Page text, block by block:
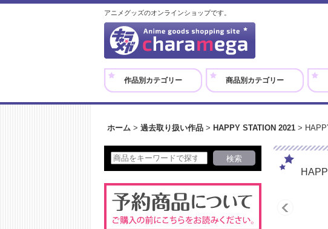
アニメグッズのオンラインショップです。
作品別カテゴリー 商品別カテゴリー
ホーム > 過去取り扱い作品 > HAPPY STATION 2021 >